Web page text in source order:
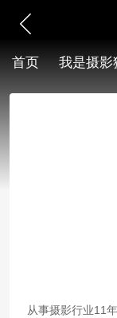
首页 我是摄影
从事摄影行业11